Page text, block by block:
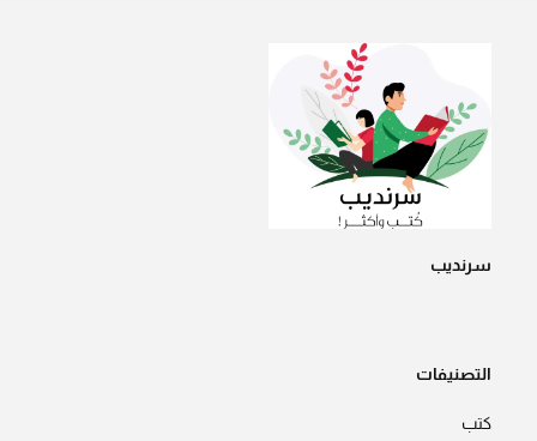
سرنديب
التصنيفات
كتب